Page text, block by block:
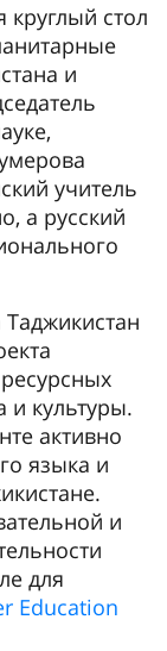
круглый стол
и
учитель
а русский
и культуры.
активно
языка и
и
для
Education